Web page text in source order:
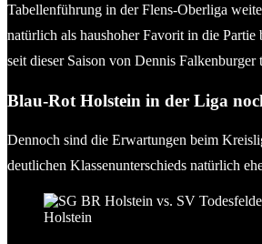
Tabellenführung in der Flens-Oberliga
natürlich als haushoher Favorit in die
seit dieser Saison von Dennis
Blau-Rot Holstein in der Liga
Dennoch sind die Erwartungen beim
deutlichen Klassenunterschieds natürlich